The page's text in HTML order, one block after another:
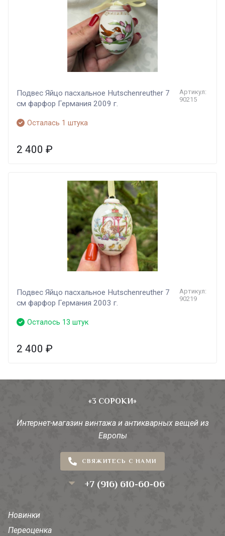
Подвес Яйцо пасхальное Hutschenreuther 7
см фарфор Германия 2009 г.
Артикул:
90215
Осталась 1 штука
2 400 ₽
Подвес Яйцо пасхальное Hutschenreuther 7
см фарфор Германия 2003 г.
Артикул:
90219
Осталось 13 штук
2 400 ₽
«3 СОРОКИ»
Интернет-магазин винтажа и антикварных вещей из
Европы
СВЯЖИТЕСЬ С НАМИ
+7 (916) 610-60-06
Новинки
Переоценка